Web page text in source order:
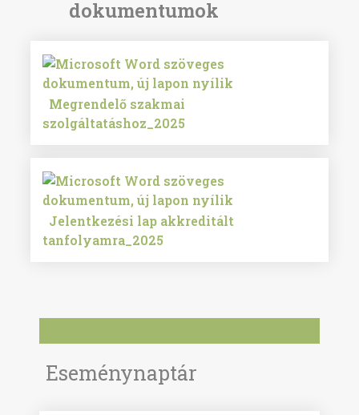
Eseménynaptár
Megrendelő szakmai
szolgáltatáshoz_2025
Jelentkezési lap akkreditált
tanfolyamra_2025